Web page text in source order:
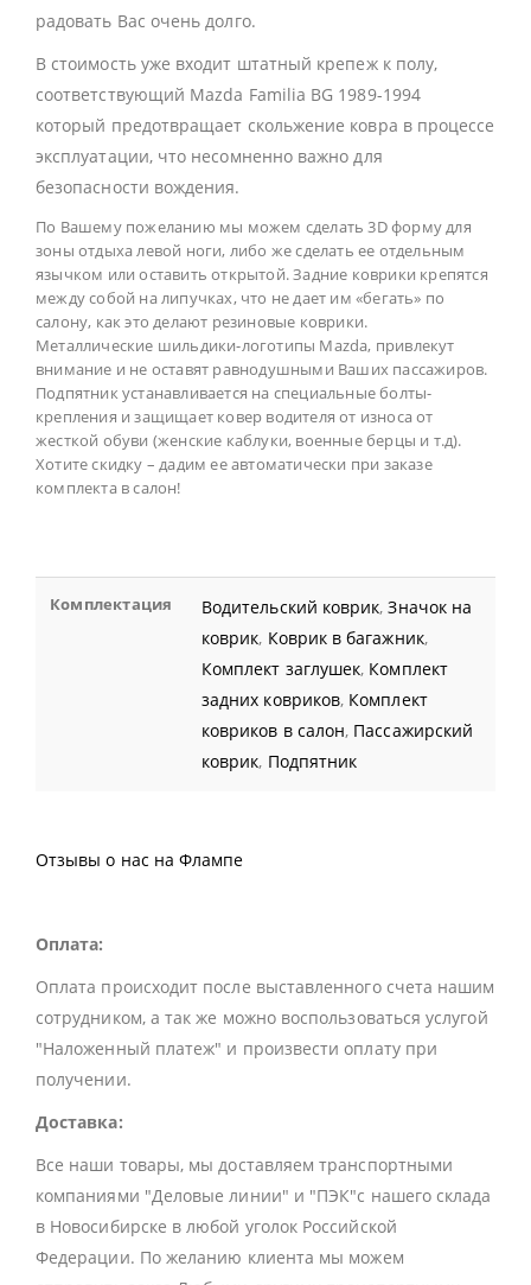
радовать Вас очень долго.
В стоимость уже входит штатный крепеж к полу,
соответствующий Mazda Familia BG 1989-1994
который предотвращает скольжение ковра в процессе
эксплуатации, что несомненно важно для
безопасности вождения.
По Вашему пожеланию мы можем сделать 3D форму для
зоны отдыха левой ноги, либо же сделать ее отдельным
язычком или оставить открытой. Задние коврики крепятся
между собой на липучках, что не дает им «бегать» по
салону, как это делают резиновые коврики.
Металлические шильдики-логотипы Mazda, привлекут
внимание и не оставят равнодушными Ваших пассажиров.
Подпятник устанавливается на специальные болты-
крепления и защищает ковер водителя от износа от
жесткой обуви (женские каблуки, военные берцы и т.д).
Хотите скидку – дадим ее автоматически при заказе
комплекта в салон!
Комплектация Водительский коврик,Значок на
коврик, Коврик в багажник,
Комплект заглушек, Комплект
задних ковриков, Комплект
ковриков в салон, Пассажирский
коврик, Подпятник
Отзывы о нас на Флампе
Оплата:
Оплата происходит после выставленного счета нашим
сотрудником, а так же можно воспользоваться услугой
"Наложенный платеж" и произвести оплату при
получении.
Доставка:
Все наши товары, мы доставляем транспортными
компаниями "Деловые линии" и "ПЭК"с нашего склада
в Новосибирске в любой уголок Российской
Федерации. По желанию клиента мы можем